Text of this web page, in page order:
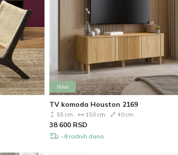
Novo
TV komoda Houston 2169
55 cm 150 cm 40 cm
38 600 RSD
~8 radnih dana